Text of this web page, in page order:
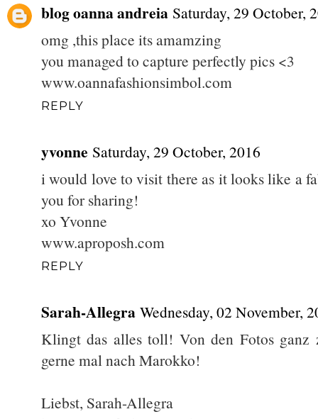
blog oanna andreia Saturday, 29 October,
omg ,this place its amamzing
you managed to capture perfectly pics <3
www.oannafashionsimbol.com
REPLY
yvonne Saturday, 29 October, 2016
i would love to visit there as it looks like a
you for sharing!
xo Yvonne
www.aproposh.com
REPLY
Sarah-Allegra Wednesday, 02 November,
Klingt das alles toll! Von den Fotos ganz
gerne mal nach Marokko!
Liebst, Sarah-Allegra